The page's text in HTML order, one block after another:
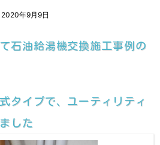
2020年9月9日
石油給湯機交換施工事例の
タイプで、ユーティリティ
した